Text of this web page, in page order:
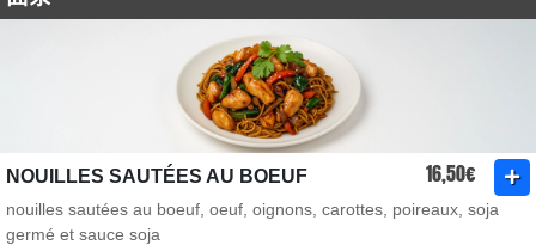
NOUILLES SAUTÉES AU BOEUF 16,50€
nouilles sautées au boeuf, oeuf, oignons, carottes, poireaux, soja
germé et sauce soja